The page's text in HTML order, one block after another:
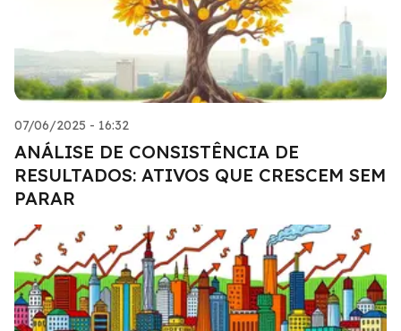
07/06/2025 - 16:32
ANÁLISE DE CONSISTÊNCIA DE
RESULTADOS: ATIVOS QUE CRESCEM SEM
PARAR